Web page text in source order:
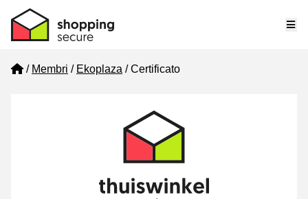
Home
Membri Ekoplaza Certificato